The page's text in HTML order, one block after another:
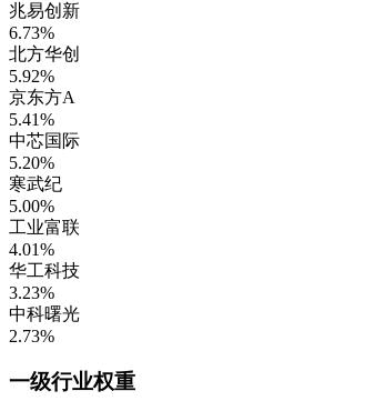
兆易创新
6.73%
北方华创
5.92%
京东方A
5.41%
中芯国际
5.20%
寒武纪
5.00%
工业富联
4.01%
华工科技
3.23%
中科曙光
2.73%
一级行业权重